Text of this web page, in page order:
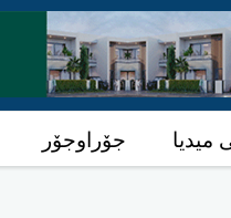
میدیا جۆراوجۆر